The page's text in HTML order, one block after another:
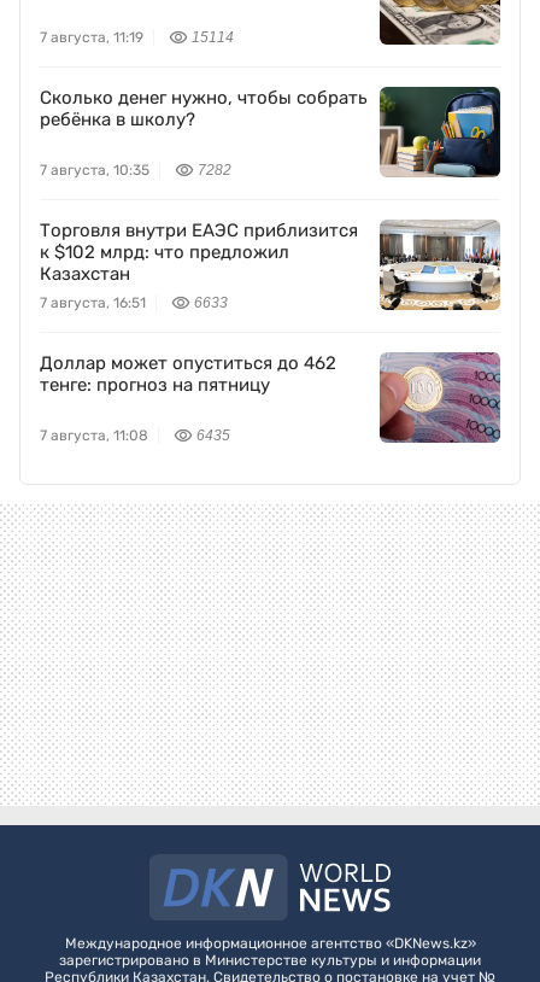
7 августа, 11:19 15114
Сколько денег нужно, чтобы собрать
ребёнка в школу?
7 августа, 10:35 7282
Торговля внутри ЕАЭС приблизится
к $102 млрд: что предложил
Казахстан
7 августа, 16:51 6633
Доллар может опуститься до 462
тенге: прогноз на пятницу
7 августа, 11:08 6435
Международное информационное агентство «DKNews.kz»
зарегистрировано в Министерстве культуры и информации
Республики Казахстан. Свидетельство о постановке на учет №